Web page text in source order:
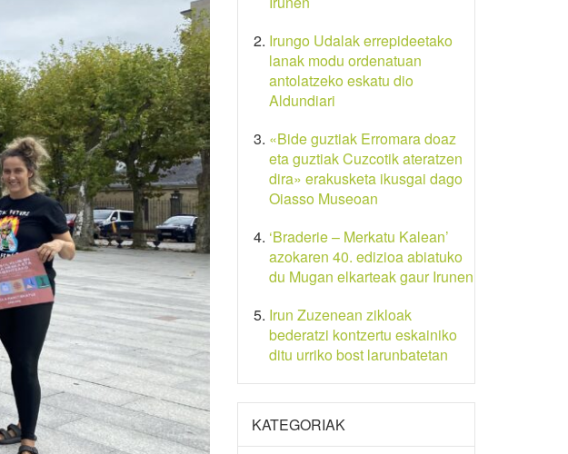
Irungo Udalak errepideetako
lanak modu ordenatuan
antolatzeko eskatu dio
Aldundiari
«Bide guztiak Erromara doaz
eta guztiak Cuzcotik ateratzen
dira» erakusketa ikusgai dago
Oiasso Museoan
‘Braderie – Merkatu Kalean’
azokaren 40. edizioa abiatuko
du Mugan elkarteak gaur Irunen
Irun Zuzenean zikloak
bederatzi kontzertu eskainiko
ditu urriko bost larunbatetan
KATEGORIAK